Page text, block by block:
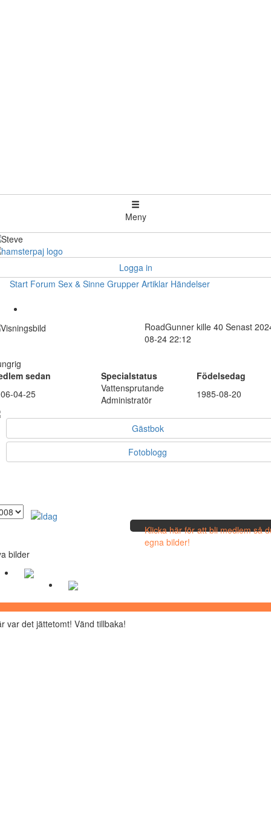
Meny
Logga in
Start Forum Sex & Sinne Grupper Artiklar Händelser
RoadGunner kille 40 Senast
08-24 22:12
sedan
Specialstatus
Födelsedag
04-25
Vattensprutande
Administratör
1985-08-20
Gästbok
Fotoblogg
Klicka här för att bli medlem så
egna bilder!
bilder
var det jättetomt! Vänd tillbaka!